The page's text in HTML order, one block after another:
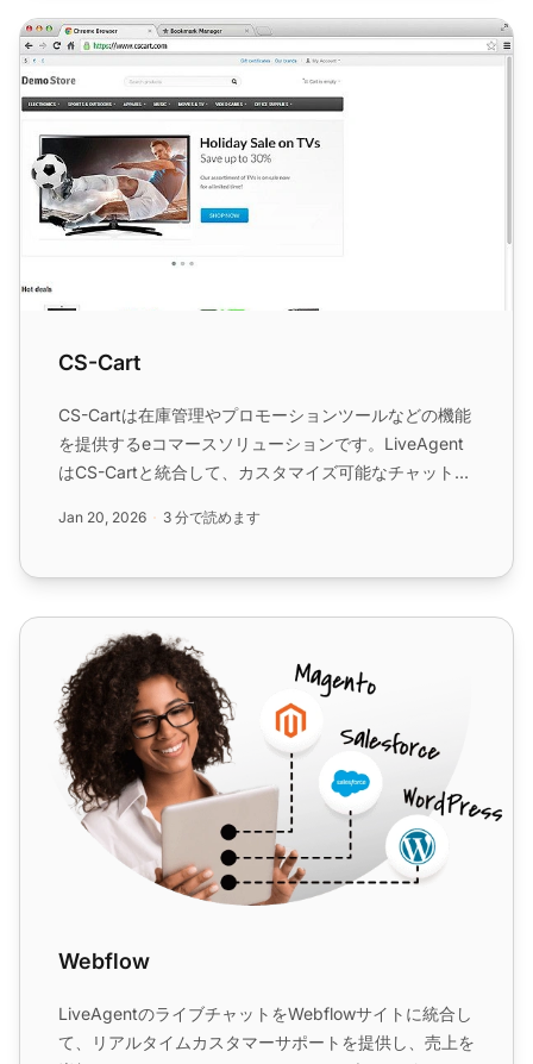
CS-Cart
CS-Cart
CS-Cartは在庫管理やプロモーションツールなどの機能
を提供するeコマースソリューションです。LiveAgent
はCS-Cartと統合して、カスタマイズ可能なチャットボ
Jan 20, 2026 3 分で読めます
Webflow
Webflow
LiveAgentのライブチャットをWebflowサイトに統合し
て、リアルタイムカスタマーサポートを提供し、売上を